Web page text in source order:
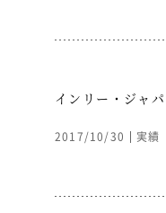
インリー・ジャ
2017/10/30 実績